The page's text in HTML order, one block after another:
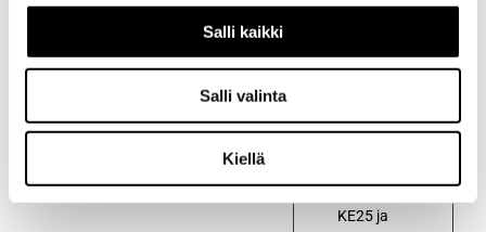
Salli kaikki
Salli valinta
Kiellä
(88-100
Toyota
KE20,
KE25 ja